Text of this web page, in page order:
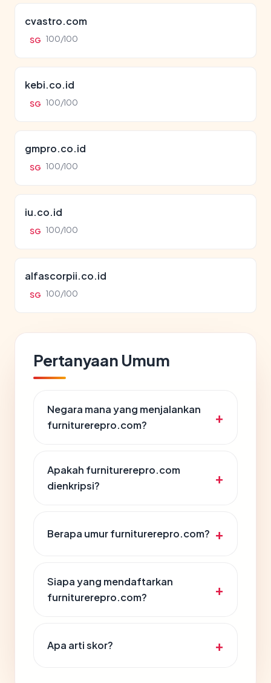
cvastro.com
SG 100/100
kebi.co.id
SG 100/100
gmpro.co.id
SG 100/100
iu.co.id
SG 100/100
alfascorpii.co.id
SG 100/100
Pertanyaan Umum
Negara mana yang menjalankan
furniturerepro.com?
Apakah furniturerepro.com
dienkripsi?
Berapa umur furniturerepro.com?
Siapa yang mendaftarkan
furniturerepro.com?
Apa arti skor?